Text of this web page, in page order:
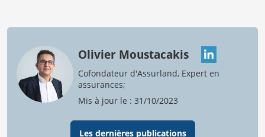
Olivier Moustacakis
Cofondateur d'Assurland, Expert en
assurances;
Mis à jour le : 31/10/2023
Les dernières publications